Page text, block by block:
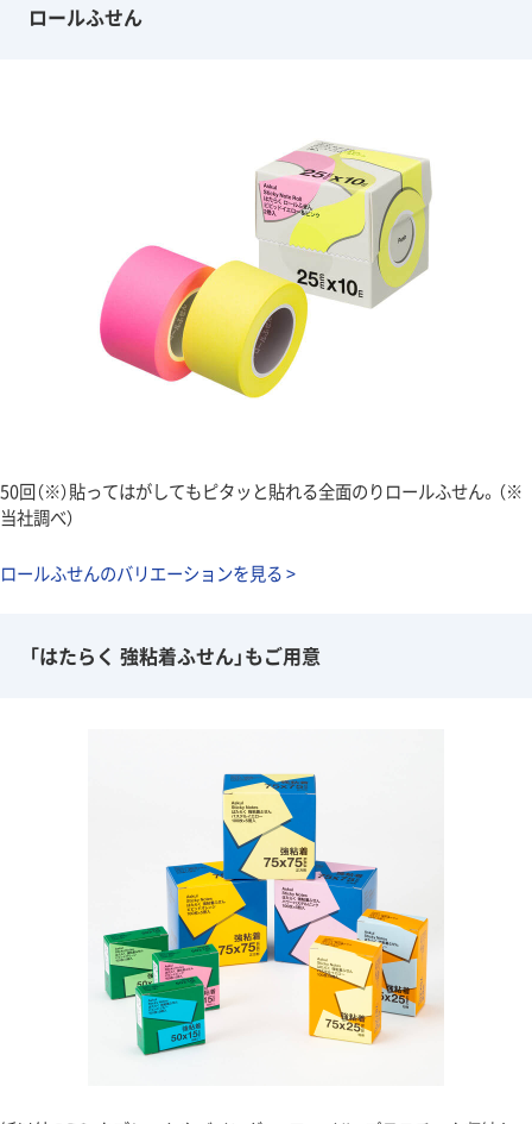
ロールふせん
50回（※）貼ってはがしてもピタッと貼れる全面のりロールふせん。（※
当社調べ）
ロールふせんのバリエーションを見る >
「はたらく 強粘着ふせん」もご用意